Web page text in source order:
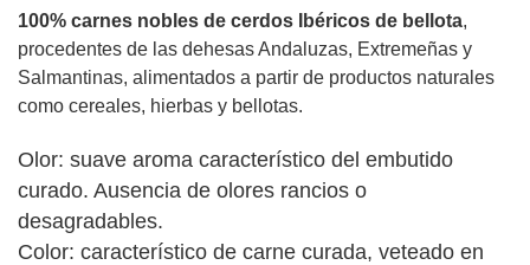
100% carnes nobles de cerdos Ibéricos de bellota,
procedentes de las dehesas Andaluzas, Extremeñas y
Salmantinas, alimentados a partir de productos naturales
como cereales, hierbas y bellotas.
Olor: suave aroma característico del embutido
curado. Ausencia de olores rancios o
desagradables.
Color: característico de carne curada, veteado en